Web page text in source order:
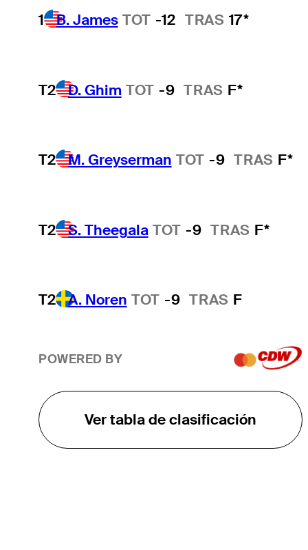
1 B. James TOT -12 TRAS 17*
T2 D. Ghim TOT -9 TRAS F*
T2 M. Greyserman TOT -9 TRAS F*
T2 S. Theegala TOT -9 TRAS F*
T2 A. Noren TOT -9 TRAS F
POWERED BY
Ver tabla de clasificación